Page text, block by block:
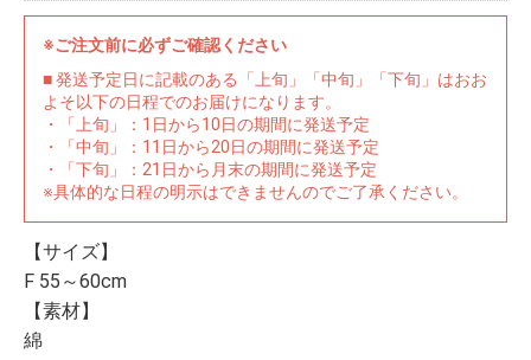
※ご注文前に必ずご確認ください
■ 発送予定日に記載のある「上旬」「中旬」「下旬」はおお
よそ以下の日程でのお届けになります。
・「上旬」：1日から10日の期間に発送予定
・「中旬」：11日から20日の期間に発送予定
・「下旬」：21日から月末の期間に発送予定
※具体的な日程の明示はできませんのでご了承ください。
【サイズ】
F 55～60cm
【素材】
綿
イラストレ
ーター
アダルトグ
ッズ